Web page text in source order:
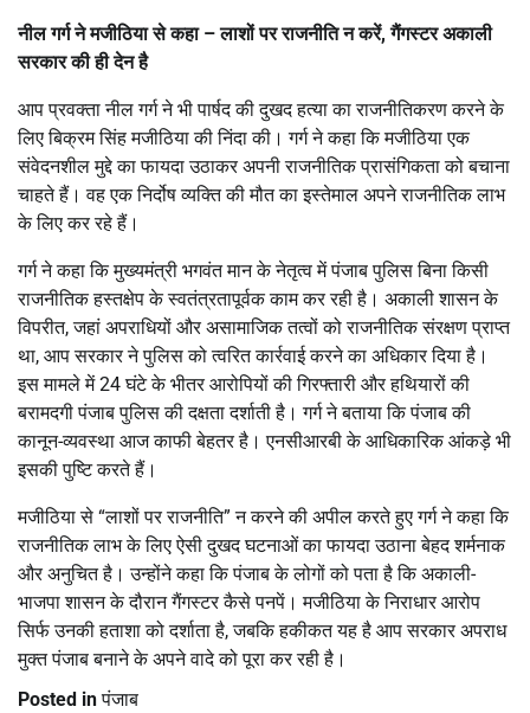
नील गर्ग ने मजीठिया से कहा – लाशों पर राजनीति न करें, गैंगस्टर अकाली
सरकार की ही देन है
आप प्रवक्ता नील गर्ग ने भी पार्षद की दुखद हत्या का राजनीतिकरण करने के
लिए बिक्रम सिंह मजीठिया की निंदा की। गर्ग ने कहा कि मजीठिया एक
संवेदनशील मुद्दे का फायदा उठाकर अपनी राजनीतिक प्रासंगिकता को बचाना
चाहते हैं। वह एक निर्दोष व्यक्ति की मौत का इस्तेमाल अपने राजनीतिक लाभ
के लिए कर रहे हैं।
गर्ग ने कहा कि मुख्यमंत्री भगवंत मान के नेतृत्व में पंजाब पुलिस बिना किसी
राजनीतिक हस्तक्षेप के स्वतंत्रतापूर्वक काम कर रही है। अकाली शासन के
विपरीत, जहां अपराधियों और असामाजिक तत्वों को राजनीतिक संरक्षण प्राप्त
था, आप सरकार ने पुलिस को त्वरित कार्रवाई करने का अधिकार दिया है।
इस मामले में 24 घंटे के भीतर आरोपियों की गिरफ्तारी और हथियारों की
बरामदगी पंजाब पुलिस की दक्षता दर्शाती है। गर्ग ने बताया कि पंजाब की
कानून-व्यवस्था आज काफी बेहतर है। एनसीआरबी के आधिकारिक आंकड़े भी
इसकी पुष्टि करते हैं।
मजीठिया से “लाशों पर राजनीति” न करने की अपील करते हुए गर्ग ने कहा कि
राजनीतिक लाभ के लिए ऐसी दुखद घटनाओं का फायदा उठाना बेहद शर्मनाक
और अनुचित है। उन्होंने कहा कि पंजाब के लोगों को पता है कि अकाली-
भाजपा शासन के दौरान गैंगस्टर कैसे पनपें। मजीठिया के निराधार आरोप
सिर्फ उनकी हताशा को दर्शाता है, जबकि हकीकत यह है आप सरकार अपराध
मुक्त पंजाब बनाने के अपने वादे को पूरा कर रही है।
Posted inपंजाब